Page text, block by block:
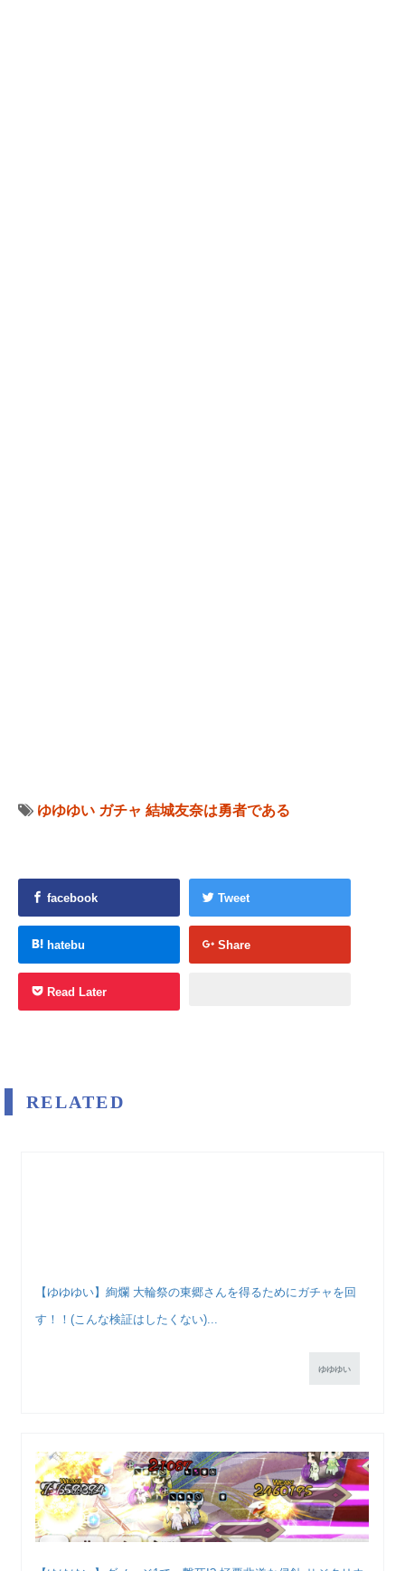
ゆゆゆい ガチャ 結城友奈は勇者である
facebook Tweet
hatebu Share
Read Later
RELATED
【ゆゆゆい】絢爛 大輪祭の東郷さんを得るためにガチャを回
す！！(こんな検証はしたくない)...
ゆゆゆい